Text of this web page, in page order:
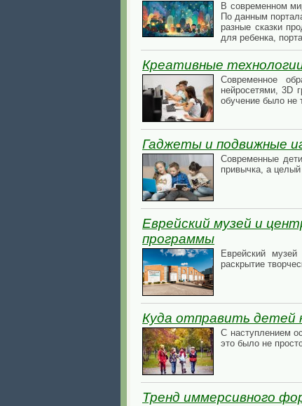
В современном
По данным
разные сказки
для ребенка,
Креативные
Современное
нейросетями, 3D
обучение было
Гаджеты и подвижные
Современные
привычка, а
Еврейский музей и
программы
Еврейский
раскрытие
Куда отправить детей
С наступлением
это было не
Тренд иммерсивного